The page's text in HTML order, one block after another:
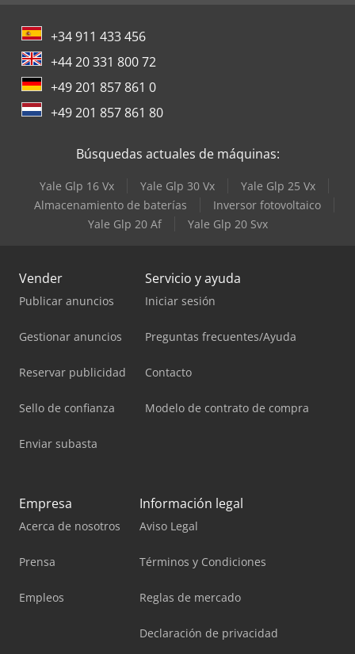
+34 911 433 456
+44 20 331 800 72
+49 201 857 861 0
+49 201 857 861 80
Búsquedas actuales de máquinas:
Yale Glp 16 Vx Yale Glp 30 Vx
Yale Glp 25 Vx
Almacenamiento de baterías
Inversor fotovoltaico
Yale Glp 20 Af
Yale Glp 20 Svx
Vender
Publicar anuncios
Gestionar anuncios
Reservar publicidad
Sello de confianza
Enviar subasta
Servicio y ayuda
Iniciar sesión
Preguntas frecuentes/Ayuda
Contacto
Modelo de contrato de compra
Empresa
Acerca de nosotros
Prensa
Empleos
Información legal
Aviso Legal
Términos y Condiciones
Reglas de mercado
Declaración de privacidad